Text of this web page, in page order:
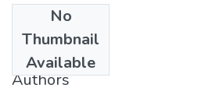
No
Thumbnail
Available
2014-03
Authors